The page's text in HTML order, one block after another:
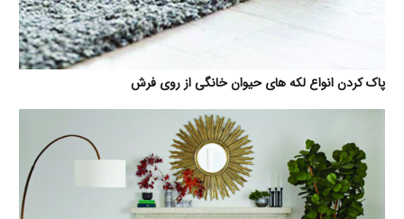
پاک کردن انواع لکه های حیوان خانگی از روی فرش